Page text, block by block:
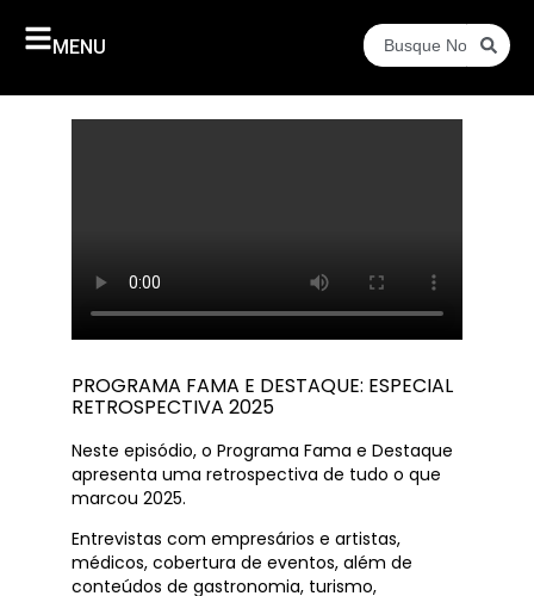
MENU
PROGRAMA FAMA E DESTAQUE: ESPECIAL
RETROSPECTIVA 2025
Neste episódio, o Programa Fama e Destaque
apresenta uma retrospectiva de tudo o que
marcou 2025.
Entrevistas com empresários e artistas,
médicos, cobertura de eventos, além de
conteúdos de gastronomia, turismo,